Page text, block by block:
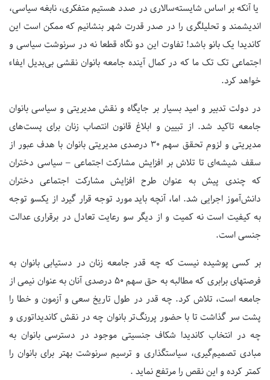
یا آنکه بر اساس شایسته‌سالاری در صدد هستیم متفکری، نابغه سیاسی،
اندیشمند و تحلیلگری را در صدر قدرت شهر بنشانیم که ممکن است این
کاندیدا یک بانو باشد! تفاوت این دو نگاه قطعا نه در سرنوشت سیاسی و
اجتماعی تک تک ما که در کمال آینده جامعه بانوان نقشی بی‌بدیل ایفاء
خواهد کرد.
در دولت تدبیر و امید بسیار بر جایگاه و نقش مدیریتی و سیاسی بانوان
جامعه تاکید شد. از تبیین و ابلاغ قانون انتصاب زنان برای پست‌های
مدیریتی و لزوم تحقق سهم 30 درصدی مدیریتی بانوان با هدف عبور از
سقف شیشه‌ای تا تلاش بر افزایش مشارکت اجتماعی – سیاسی دختران
که چندی پیش به عنوان طرح افزایش مشارکت اجتماعی دختران
دانش‌آموز اجرایی شد. اما، آنچه باید مورد توجه قرار گیرد از یکسو توجه
به کیفیت است نه کمیت و از دیگر سو رعایت تعادل در برقراری عدالت
جنسی است.
بر کسی پوشیده نیست که چه قدر جامعه زنان در دستیابی بانوان به
فرصتهای برابری که مطالبه به حق سهم 50 درصدی آنان به عنوان نیمی از
جامعه است، تلاش کرد. چه قدر در طول تاریخ سعی و آزمون و خطا را
پشت سر گذاشت تا با حضور پررنگ‌تر بانوان چه در نقش کاندیداتوری و
چه در انتخاب کاندیدا شکاف جنسیتی موجود در دسترسی بانوان به
مبادی تصمیم‌گیری، سیاستگذاری و ترسیم سرنوشت بهتر برای بانوان را
کمتر کرده و این نقص را مرتفع نماید .